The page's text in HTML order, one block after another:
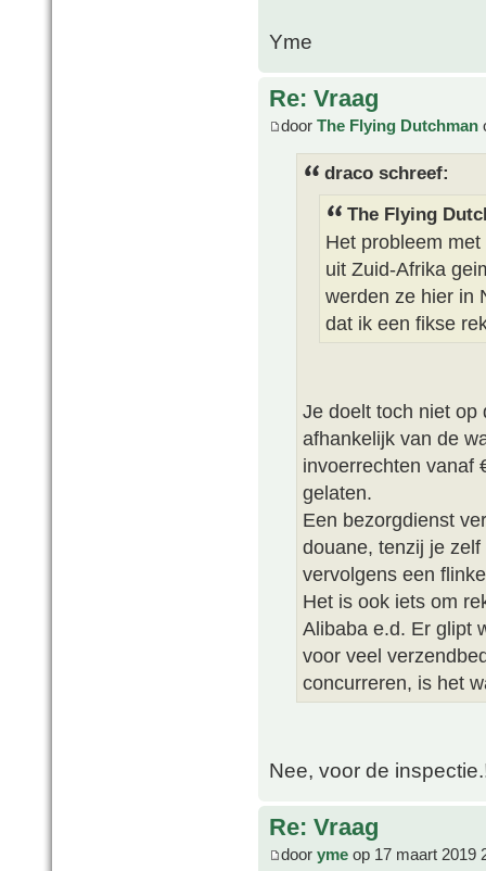
Yme
Re: Vraag
door The Flying Dutchman
draco schreef:
The Flying
Het probleem
uit Zuid-Afrika
werden ze hier in
dat ik een fikse
Je doelt toch niet op
afhankelijk van de
invoerrechten vanaf
gelaten.
Een bezorgdienst
douane, tenzij je
vervolgens een
Het is ook iets om
Alibaba e.d. Er glipt
voor veel
concurreren, is het
Nee, voor de
Re: Vraag
door yme op 17 maart 2019